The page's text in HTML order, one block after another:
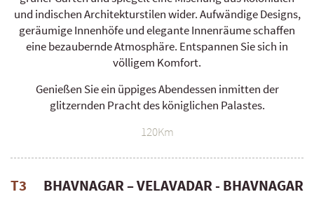
und indischen Architekturstilen wider. Aufwändige Designs,
geräumige Innenhöfe und elegante Innenräume schaffen
eine bezaubernde Atmosphäre. Entspannen Sie sich in
völligem Komfort.
Genießen Sie ein üppiges Abendessen inmitten der
glitzernden Pracht des königlichen Palastes.
120Km
T3 BHAVNAGAR – VELAVADAR - BHAVNAGAR